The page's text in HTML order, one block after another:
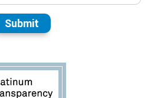
Submit